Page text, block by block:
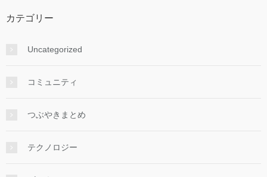
カテゴリー
Uncategorized
コミュニティ
つぶやきまとめ
テクノロジー